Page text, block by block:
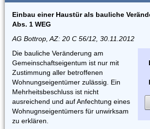
Einbau einer Haustür als bauliche
Abs. 1 WEG
AG Bottrop, AZ: 20 C 56/12, 30.11.2012
Die bauliche Veränderung am
Gemeinschaftseigentum ist nur mit
Zustimmung aller betroffenen
Wohnungseigentümer zulässig. Ein
Mehrheitsbeschluss ist nicht
ausreichend und auf Anfechtung eines
Wohnugnseigentümers für unwirksam
zu erklären.